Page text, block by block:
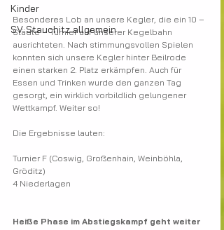
Kinder
SV Stauchitz allgemein
Besonderes Lob an unsere Kegler, die ein 10 –
Städte – Turnier auf unserer Kegelbahn
ausrichteten. Nach stimmungsvollen Spielen
konnten sich unsere Kegler hinter Beilrode
einen starken 2. Platz erkämpfen. Auch für
Essen und Trinken wurde den ganzen Tag
gesorgt, ein wirklich vorbildlich gelungener
Wettkampf. Weiter so!
Die Ergebnisse lauten:
Turnier F (Coswig, Großenhain, Weinböhla,
Gröditz)
4 Niederlagen
Heiße Phase im Abstiegskampf geht weiter